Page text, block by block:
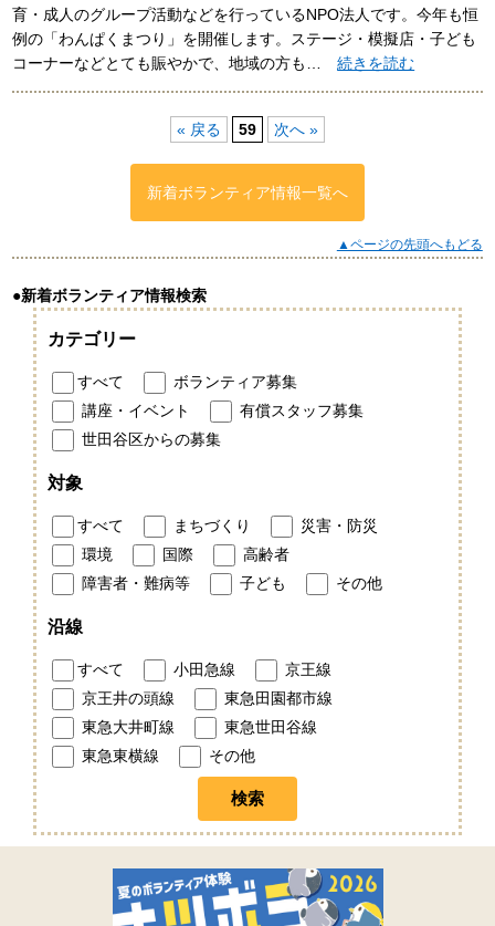
育・成人のグループ活動などを行っているNPO法人です。今年も恒
例の「わんぱくまつり」を開催します。ステージ・模擬店・子ども
コーナーなどとても賑やかで、地域の方も…続きを読む
« 戻る 59 次へ »
新着ボランティア情報一覧へ
▲ページの先頭へもどる
●新着ボランティア情報検索
カテゴリー
すべて
ボランティア募集
講座・イベント
有償スタッフ募集
世田谷区からの募集
対象
すべて まちづくり
災害・防災
環境
国際
高齢者
障害者・難病等
子ども その他
沿線
すべて 小田急線
京王線
京王井の頭線
東急田園都市線
東急大井町線
東急世田谷線
東急東横線
その他